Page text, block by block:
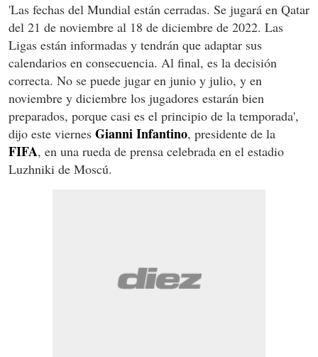
'Las fechas del Mundial están cerradas. Se jugará en Qatar
del 21 de noviembre al 18 de diciembre de 2022. Las
Ligas están informadas y tendrán que adaptar sus
calendarios en consecuencia. Al final, es la decisión
correcta. No se puede jugar en junio y julio, y en
noviembre y diciembre los jugadores estarán bien
preparados, porque casi es el principio de la temporada',
dijo este viernes Gianni Infantino, presidente de la
FIFA, en una rueda de prensa celebrada en el estadio
Luzhniki de Moscú.